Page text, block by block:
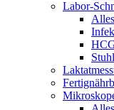
Labor-